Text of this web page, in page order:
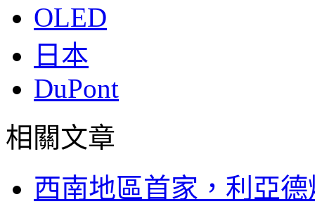
OLED
日本
DuPont
相關文章
西南地區首家，利亞